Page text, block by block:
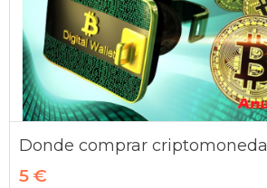
Donde comprar
5 €